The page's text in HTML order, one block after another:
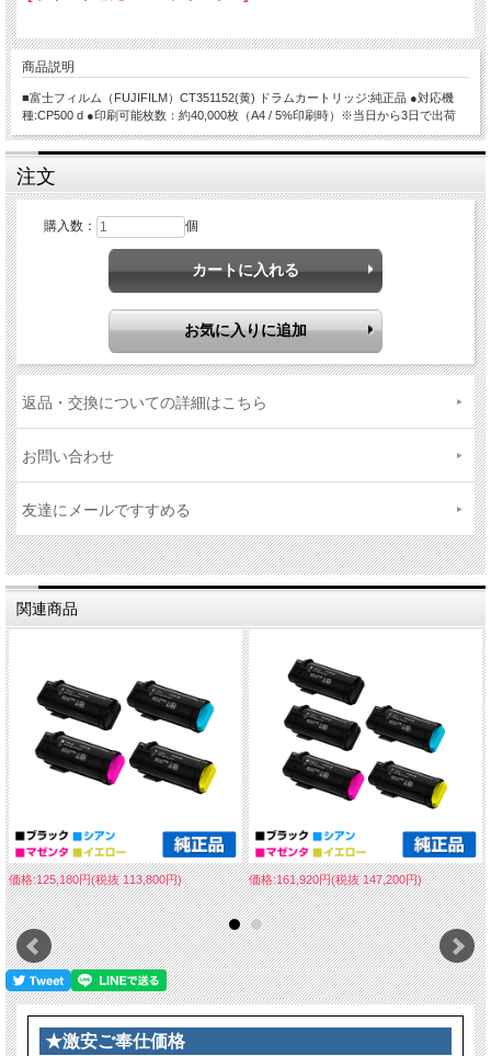
商品説明
■富士フィルム（FUJIFILM）CT351152(黄) ドラムカートリッジ:純正品 ●対応機
種:CP500 d ●印刷可能枚数：約40,000枚（A4 / 5%印刷時）※当日から3日で出荷
注文
購入数： 個
返品・交換についての詳細はこちら
お問い合わせ
友達にメールですすめる
関連商品
価格:125,180円(税抜 113,800円) 価格:161,920円(税抜 147,200円)
★激安ご奉仕価格